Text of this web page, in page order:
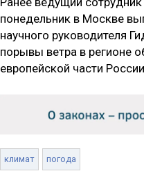
понедельник в Москве
научного руководителя
порывы ветра в регионе
европейской части
климат погода